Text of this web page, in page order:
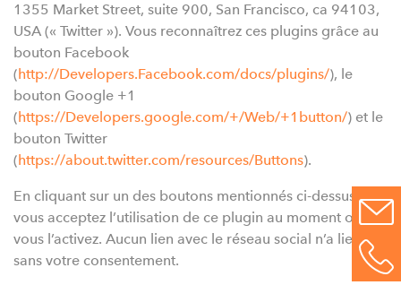
1355 Market Street, suite 900, San Francisco, ca 94103,
USA (« Twitter »). Vous reconnaîtrez ces plugins grâce au
bouton Facebook
(http://Developers.Facebook.com/docs/plugins/), le
bouton Google +1
(https://Developers.google.com/+/Web/+1button/) et le
bouton Twitter
(https://about.twitter.com/resources/Buttons).
En cliquant sur un des boutons mentionnés ci-dessus,
vous acceptez l’utilisation de ce plugin au moment où
vous l’activez. Aucun lien avec le réseau social n’a lieu
sans votre consentement.